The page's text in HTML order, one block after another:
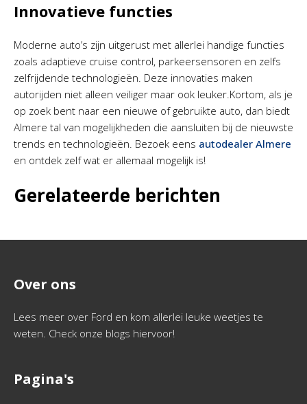
Innovatieve functies
Moderne auto’s zijn uitgerust met allerlei handige functies
zoals adaptieve cruise control, parkeersensoren en zelfs
zelfrijdende technologieën. Deze innovaties maken
autorijden niet alleen veiliger maar ook leuker.Kortom, als je
op zoek bent naar een nieuwe of gebruikte auto, dan biedt
Almere tal van mogelijkheden die aansluiten bij de nieuwste
trends en technologieën. Bezoek eens autodealer Almere
en ontdek zelf wat er allemaal mogelijk is!
Gerelateerde berichten
Over ons
Lees meer over Ford en kom allerlei leuke weetjes te
weten. Check onze blogs hiervoor!
Pagina's